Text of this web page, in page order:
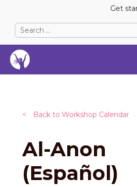
Get
Search
for:
When autocomplete results
When autocomplete results
< Back to Workshop Calendar
Al-Anon
(Español)